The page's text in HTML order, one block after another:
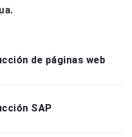
de páginas web
SAP